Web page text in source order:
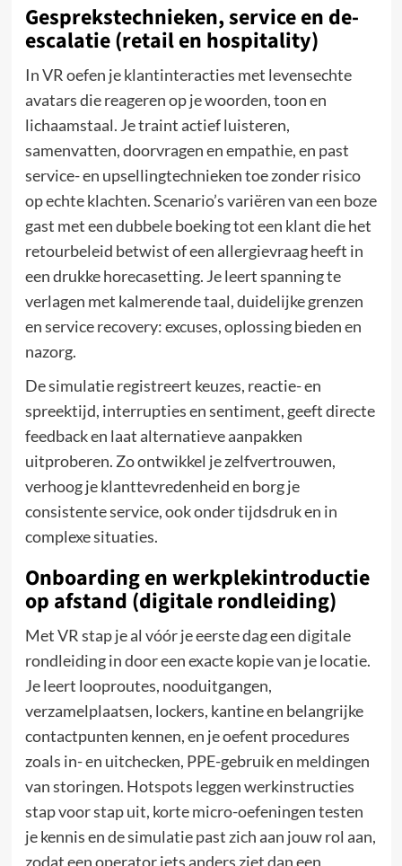
Gesprekstechnieken, service en de-
escalatie (retail en hospitality)
In VR oefen je klantinteracties met levensechte
avatars die reageren op je woorden, toon en
lichaamstaal. Je traint actief luisteren,
samenvatten, doorvragen en empathie, en past
service- en upsellingtechnieken toe zonder risico
op echte klachten. Scenario’s variëren van een boze
gast met een dubbele boeking tot een klant die het
retourbeleid betwist of een allergievraag heeft in
een drukke horecasetting. Je leert spanning te
verlagen met kalmerende taal, duidelijke grenzen
en service recovery: excuses, oplossing bieden en
nazorg.
De simulatie registreert keuzes, reactie- en
spreektijd, interrupties en sentiment, geeft directe
feedback en laat alternatieve aanpakken
uitproberen. Zo ontwikkel je zelfvertrouwen,
verhoog je klanttevredenheid en borg je
consistente service, ook onder tijdsdruk en in
complexe situaties.
Onboarding en werkplekintroductie
op afstand (digitale rondleiding)
Met VR stap je al vóór je eerste dag een digitale
rondleiding in door een exacte kopie van je locatie.
Je leert looproutes, nooduitgangen,
verzamelplaatsen, lockers, kantine en belangrijke
contactpunten kennen, en je oefent procedures
zoals in- en uitchecken, PPE-gebruik en meldingen
van storingen. Hotspots leggen werkinstructies
stap voor stap uit, korte micro-oefeningen testen
je kennis en de simulatie past zich aan jouw rol aan,
zodat een operator iets anders ziet dan een